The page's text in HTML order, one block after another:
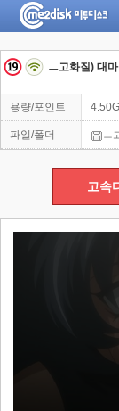
용량/포인트
파일/폴더 ㅡ
고속